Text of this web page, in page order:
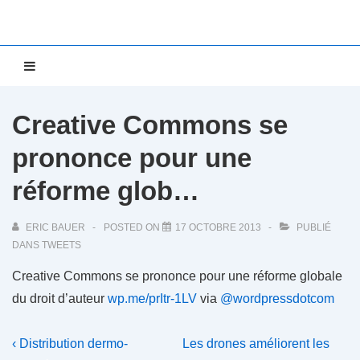
Creative Commons se
prononce pour une
réforme glob…
ERIC BAUER POSTED ON 17 OCTOBRE 2013
PUBLIÉ
DANS TWEETS
Creative Commons se prononce pour une réforme globale
du droit d’auteur wp.me/prItr-1LV via @wordpressdotcom
Navigation
Previous
‹ Distribution dermo-
Next
Les drones améliorent les